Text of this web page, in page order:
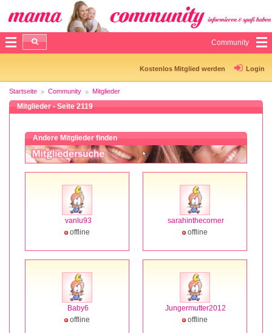
Community
Kostenlos Mitglied werden Login
Startseite Community Mitglieder
Mitglieder - Seite 2119
Andere Mitglieder finden
vanlu93
offline
sarahinthecorner
offline
Baby6
offline
Jungermutter2012
offline